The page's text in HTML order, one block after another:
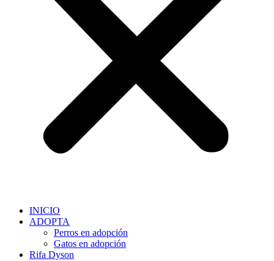
INICIO
ADOPTA
Perros en adopción
Gatos en adopción
Rifa Dyson